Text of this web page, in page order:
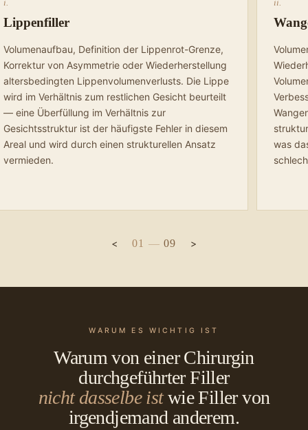
i.
Lippenfiller
Volumenaufbau, Definition der Lippenrot-Grenze,
Korrektur von Asymmetrie oder Wiederherstellung
altersbedingten Lippenvolumenverlusts. Die Lippe
wird im Verhältnis zum restlichen Gesicht beurteilt
— eine Überfüllung im Verhältnis zur
Gesichtsstruktur ist der häufigste Fehler in diesem
Areal und wird durch einen strukturellen Ansatz
vermieden.
ii.
was
01 — 09
WARUM ES WICHTIG IST
Warum von einer Chirurgin
durchgeführter Filler
nicht dasselbe istwie Filler von
irgendjemand anderem.